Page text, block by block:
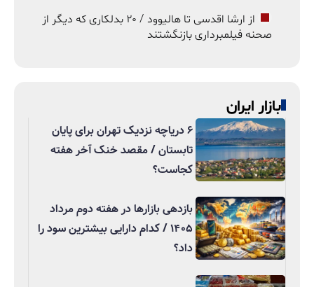
از ارشا اقدسی تا هالیوود / ۲۰ بدلکاری که دیگر از
صحنه فیلمبرداری بازنگشتند
بازار ایران
۶ دریاچه نزدیک تهران برای پایان
تابستان / مقصد خنک آخر هفته
کجاست؟
بازدهی بازارها در هفته دوم مرداد
۱۴۰۵ / کدام دارایی بیشترین سود را
داد؟